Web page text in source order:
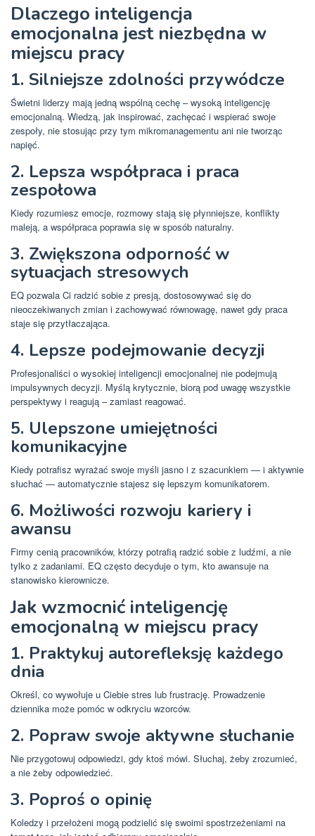
Dlaczego inteligencja
emocjonalna jest niezbędna w
miejscu pracy
1. Silniejsze zdolności przywódcze
Świetni liderzy mają jedną wspólną cechę – wysoką inteligencję
emocjonalną. Wiedzą, jak inspirować, zachęcać i wspierać swoje
zespoły, nie stosując przy tym mikromanagementu ani nie tworząc
napięć.
2. Lepsza współpraca i praca
zespołowa
Kiedy rozumiesz emocje, rozmowy stają się płynniejsze, konflikty
maleją, a współpraca poprawia się w sposób naturalny.
3. Zwiększona odporność w
sytuacjach stresowych
EQ pozwala Ci radzić sobie z presją, dostosowywać się do
nieoczekiwanych zmian i zachowywać równowagę, nawet gdy praca
staje się przytłaczająca.
4. Lepsze podejmowanie decyzji
Profesjonaliści o wysokiej inteligencji emocjonalnej nie podejmują
impulsywnych decyzji. Myślą krytycznie, biorą pod uwagę wszystkie
perspektywy i reagują – zamiast reagować.
5. Ulepszone umiejętności
komunikacyjne
Kiedy potrafisz wyrażać swoje myśli jasno i z szacunkiem — i aktywnie
słuchać — automatycznie stajesz się lepszym komunikatorem.
6. Możliwości rozwoju kariery i
awansu
Firmy cenią pracowników, którzy potrafią radzić sobie z ludźmi, a nie
tylko z zadaniami. EQ często decyduje o tym, kto awansuje na
stanowisko kierownicze.
Jak wzmocnić inteligencję
emocjonalną w miejscu pracy
1. Praktykuj autorefleksję każdego
dnia
Określ, co wywołuje u Ciebie stres lub frustrację. Prowadzenie
dziennika może pomóc w odkryciu wzorców.
2. Popraw swoje aktywne słuchanie
Nie przygotowuj odpowiedzi, gdy ktoś mówi. Słuchaj, żeby zrozumieć,
a nie żeby odpowiedzieć.
3. Poproś o opinię
Koledzy i przełożeni mogą podzielić się swoimi spostrzeżeniami na